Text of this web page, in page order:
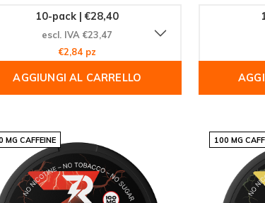
10-pack | €28,40
escl. IVA €23,47
€2,84 pz
AGGIUNGI AL CARRELLO
MG CAFFEINE 100 MG